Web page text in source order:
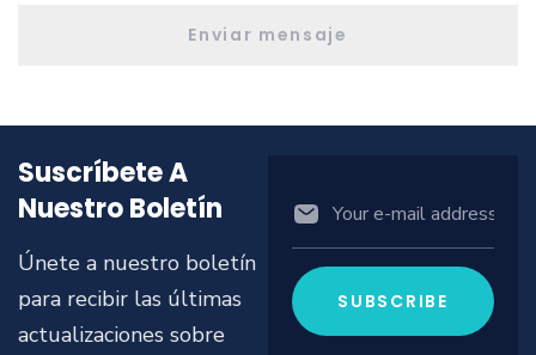
Enviar mensaje
Suscríbete A
Nuestro Boletín
Únete a nuestro boletín
para recibir las últimas
actualizaciones sobre